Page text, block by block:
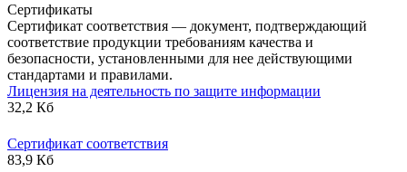
Сертификаты
Сертификат соответствия — документ, подтверждающий
соответствие продукции требованиям качества и
безопасности, установленными для нее действующими
стандартами и правилами.
Лицензия на деятельность по защите информации
32,2 Кб
Сертификат соответствия
83,9 Кб